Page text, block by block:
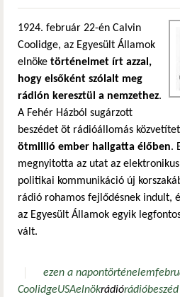
1924. február 22-én Calvin
Coolidge, az Egyesült Államok
elnöke történelmet írt azzal,
hogy elsőként szólalt meg
rádión keresztül a nemzethez.
A Fehér Házból sugárzott
beszédet öt rádióállomás
ötmillió ember hallgatta élőben.
megnyitotta az utat az
politikai kommunikáció új
rádió rohamos fejlődésnek indult,
az Egyesült Államok egyik
vált.
ezen a napontörténelem
CoolidgeUSAelnökrádiórádióbeszéd